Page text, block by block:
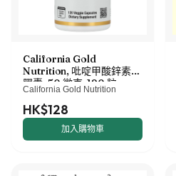
California Gold
Nutrition, 吡啶甲酸鋅素食
膠囊，50 微克，120 粒
California Gold Nutrition
HK$128
加入購物車